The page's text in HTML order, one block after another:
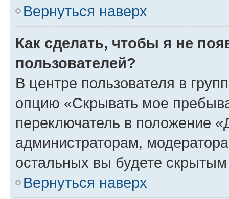
Вернуться наверх
Как сделать, чтобы я не
пользователей?
В центре пользователя в
опцию «Скрывать мое
переключатель в положение
администраторам,
остальных вы будете
Вернуться наверх